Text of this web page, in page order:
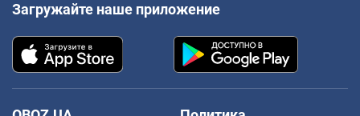
Загружайте наше приложение